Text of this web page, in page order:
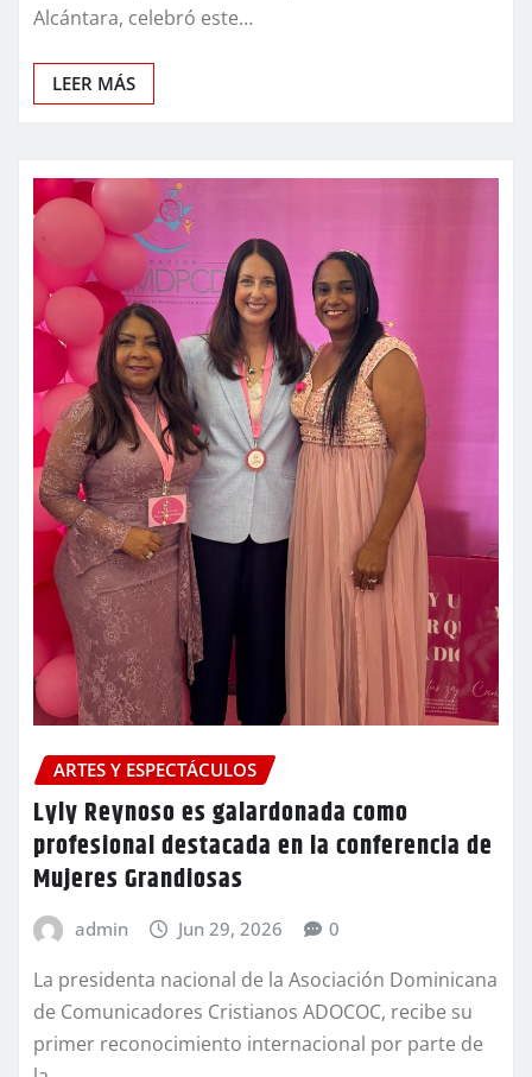
Alcántara, celebró este…
LEER MÁS
ARTES Y ESPECTÁCULOS
Lyly Reynoso es galardonada como
profesional destacada en la conferencia de
Mujeres Grandiosas
admin Jun 29, 2026 0
La presidenta nacional de la Asociación Dominicana
de Comunicadores Cristianos ADOCOC, recibe su
primer reconocimiento internacional por parte de